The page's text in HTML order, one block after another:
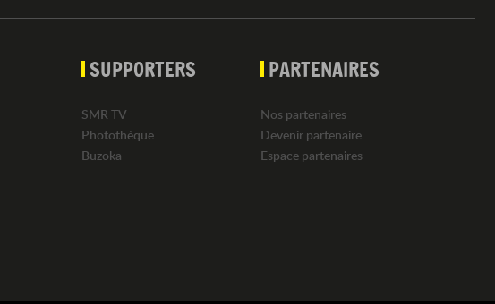
SUPPORTERS
SMR TV
Photothèque
Buzoka
PARTENAIRES
Nos partenaires
Devenir partenaire
Espace partenaires